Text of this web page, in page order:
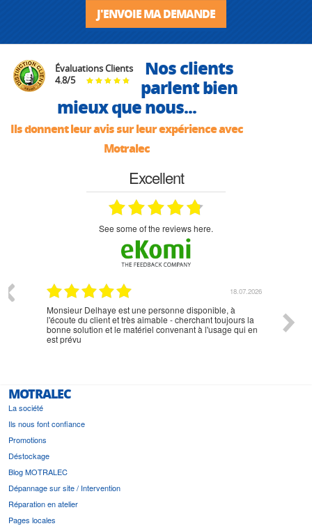
J'ENVOIE MA DEMANDE
Évaluations Clients
4.8/5
Nos clients
parlent bien
mieux que nous...
Ils donnent leur avis sur leur expérience avec
Motralec
Excellent
see some of the reviews here.
18.07.2026
Monsieur Delhaye est une personne disponible, à
l'écoute du client et très aimable - cherchant toujours la
bonne solution et le matériel convenant à l'usage qui en
est prévu
MOTRALEC
La société
Ils nous font confiance
Promotions
Déstockage
Blog MOTRALEC
Dépannage sur site / Intervention
Réparation en atelier
Pages locales